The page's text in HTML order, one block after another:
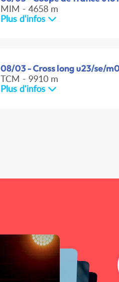
MIM - 4658 m
Plus d'infos
08/03 - Cross long u23/se/
TCM - 9910 m
Plus d'infos